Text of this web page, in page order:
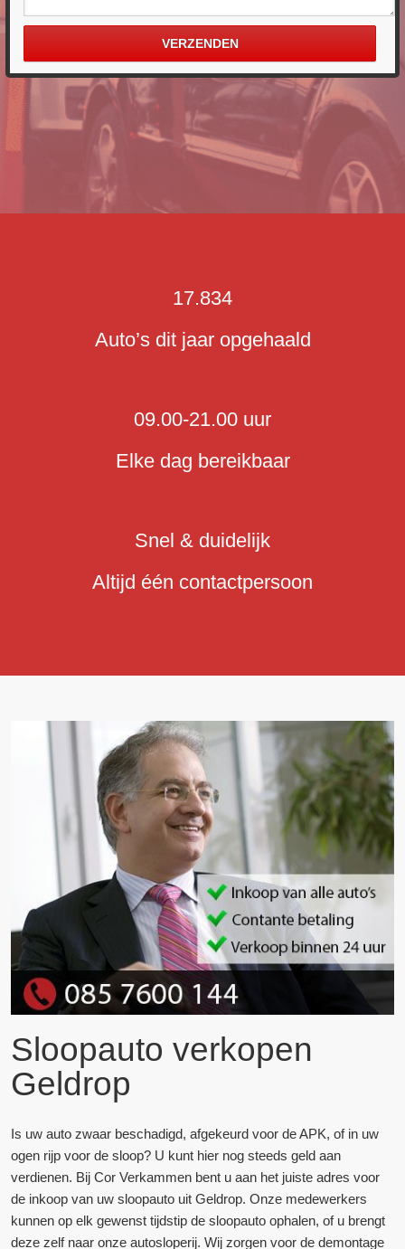
17.834
Auto’s dit jaar opgehaald
09.00-21.00 uur
Elke dag bereikbaar
Snel & duidelijk
Altijd één contactpersoon
Sloopauto verkopen
Geldrop
Is uw auto zwaar beschadigd, afgekeurd voor de APK, of in uw
ogen rijp voor de sloop? U kunt hier nog steeds geld aan
verdienen. Bij Cor Verkammen bent u aan het juiste adres voor
de inkoop van uw sloopauto uit Geldrop. Onze medewerkers
kunnen op elk gewenst tijdstip de sloopauto ophalen, of u brengt
deze zelf naar onze autosloperij. Wij zorgen voor de demontage